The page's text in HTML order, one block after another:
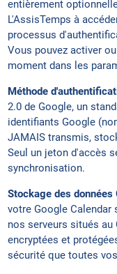
entièrement
L'AssisTemps à
processus
Vous pouvez activer
moment dans les
Méthode
2.0 de Google, un
identifiants Google
JAMAIS transmis,
Seul un jeton d'accès
synchronisation.
Stockage des données
votre Google
nos serveurs situés au
encryptées et
sécurité que toutes